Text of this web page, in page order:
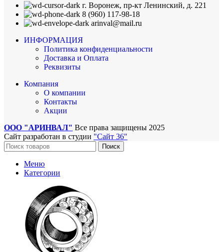
г. Воронеж, пр-кт Ленинский, д. 221
8 (960) 117-98-18
arinval@mail.ru
ИНФОРМАЦИЯ
Политика конфиденциальности
Доставка и Оплата
Реквизиты
Компания
О компании
Контакты
Акции
ООО "АРИНВАЛ" Все права защищены 2025
Сайт разработан в студии "Сайт 36"
Поиск
Меню
Категории